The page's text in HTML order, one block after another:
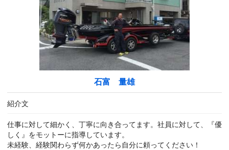
石富 量雄
紹介文
仕事に対して細かく、丁寧に向き合ってます。社員に対して、『優
しく』をモットーに指導しています。
未経験、経験関わらず何かあったら自分に頼ってください！